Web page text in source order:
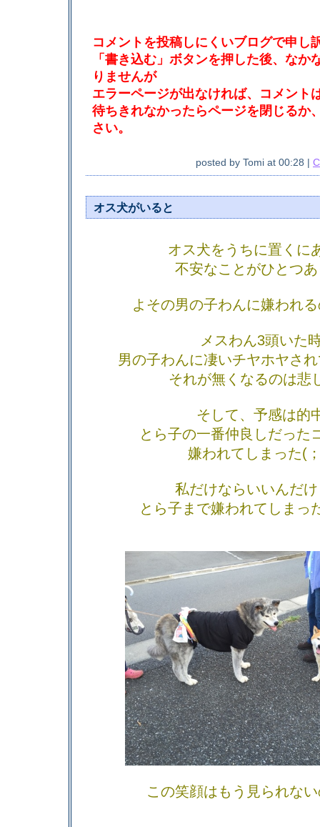
コメントを投稿しにくいブログで申し
「書き込む」ボタンを押した後、なか
りませんが
エラーページが出なければ、コメント
待ちきれなかったらページを閉じるか
さい。
posted by Tomi at 00:28 |
オス犬がいると
オス犬をうちに置くに
不安なことがひとつ
よその男の子わんに嫌われ
メスわん3頭いた
男の子わんに凄いチヤホヤさ
それが無くなるのは悲
そして、予感は的
とら子の一番仲良しだった
嫌われてしまった(
私だけならいいんだ
とら子まで嫌われてしまっ
この笑顔はもう見られな